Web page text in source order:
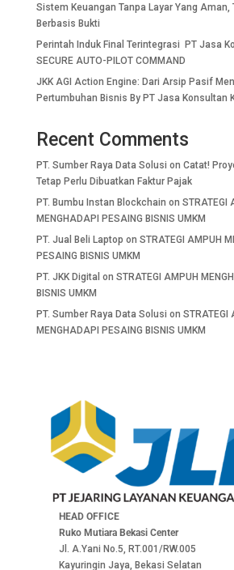
Sistem Keuangan Tanpa Layar Yang Aman,
Berbasis Bukti
Perintah Induk Final Terintegrasi PT Jasa
SECURE AUTO-PILOT COMMAND
JKK AGI Action Engine: Dari Arsip Pasif
Pertumbuhan Bisnis By PT Jasa Konsultan
Recent Comments
PT. Sumber Raya Data Solusi on Catat!
Tetap Perlu Dibuatkan Faktur Pajak
PT. Bumbu Instan Blockchain on STRATEGI
MENGHADAPI PESAING BISNIS UMKM
PT. Jual Beli Laptop on STRATEGI AMPUH
PESAING BISNIS UMKM
PT. JKK Digital on STRATEGI AMPUH
BISNIS UMKM
PT. Sumber Raya Data Solusi on STRATEGI
MENGHADAPI PESAING BISNIS UMKM
HEAD OFFICE
Ruko Mutiara Bekasi Center
Jl. A.Yani No.5, RT.001/RW.005
Kayuringin Jaya, Bekasi Selatan